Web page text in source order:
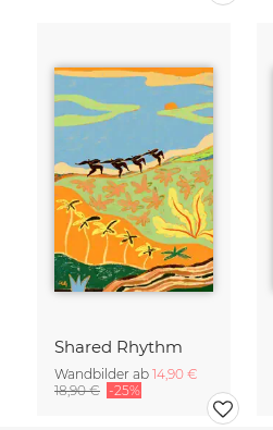
Shared Rhythm
Wandbilder ab 14,90 €
18,90 € -25%